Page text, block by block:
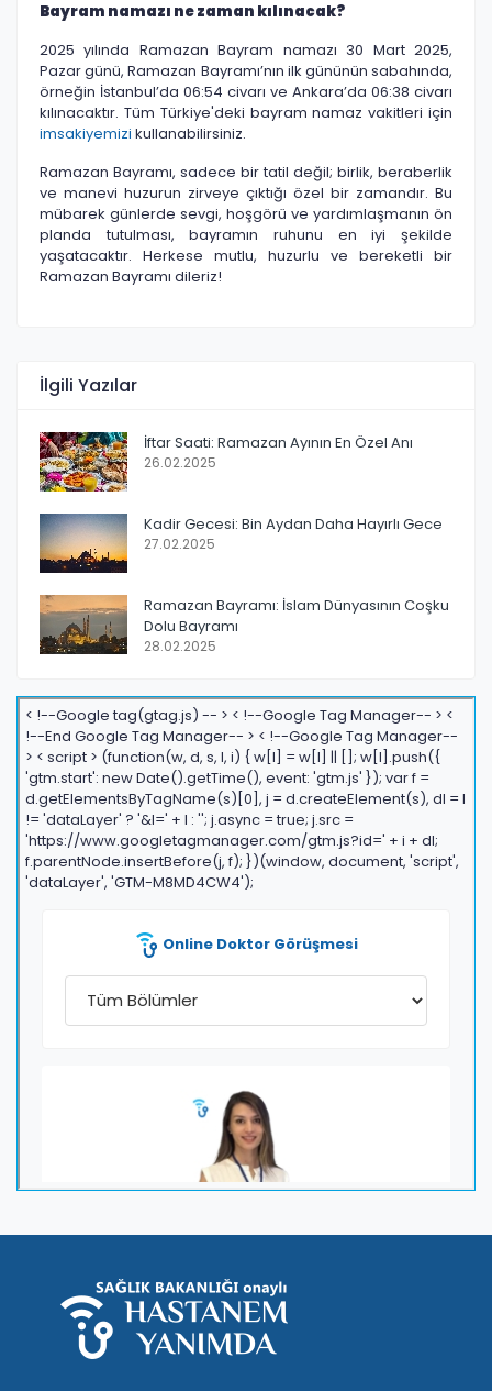
Bayram namazı ne zaman kılınacak?
2025 yılında Ramazan Bayram namazı 30 Mart 2025,
Pazar günü, Ramazan Bayramı’nın ilk gününün sabahında,
örneğin İstanbul’da 06:54 civarı ve Ankara’da 06:38 civarı
kılınacaktır. Tüm Türkiye'deki bayram namaz vakitleri için
imsakiyemizi kullanabilirsiniz.
Ramazan Bayramı, sadece bir tatil değil; birlik, beraberlik
ve manevi huzurun zirveye çıktığı özel bir zamandır. Bu
mübarek günlerde sevgi, hoşgörü ve yardımlaşmanın ön
planda tutulması, bayramın ruhunu en iyi şekilde
yaşatacaktır. Herkese mutlu, huzurlu ve bereketli bir
Ramazan Bayramı dileriz!
İlgili Yazılar
İftar Saati: Ramazan Ayının En Özel Anı
26.02.2025
Kadir Gecesi: Bin Aydan Daha Hayırlı Gece
27.02.2025
Ramazan Bayramı: İslam Dünyasının Coşku
Dolu Bayramı
28.02.2025